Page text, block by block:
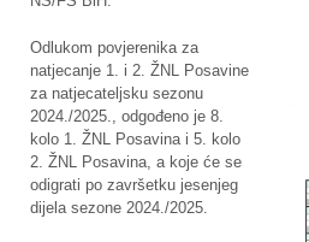
Odlukom povjerenika za
natjecanje 1. i 2. ŽNL Posavine
za natjecateljsku sezonu
2024./2025., odgođeno je 8.
kolo 1. ŽNL Posavina i 5. kolo
2. ŽNL Posavina, a koje će se
odigrati po završetku jesenjeg
dijela sezone 2024./2025.